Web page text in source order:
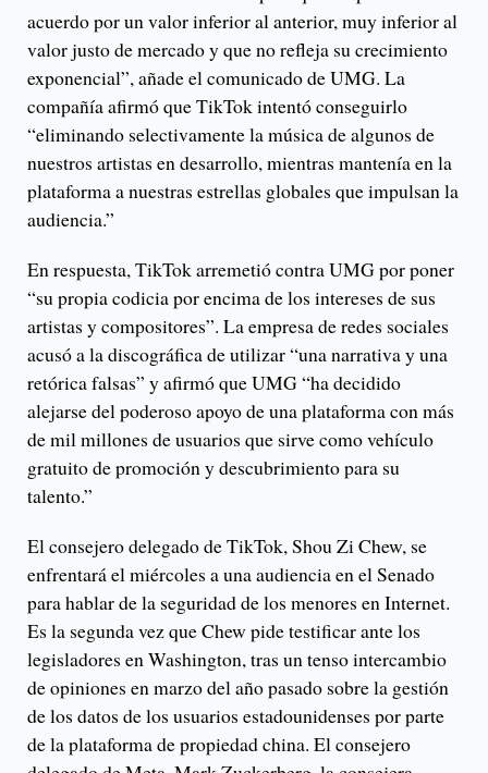
acuerdo por un valor inferior al anterior, muy inferior al
valor justo de mercado y que no refleja su crecimiento
exponencial”, añade el comunicado de UMG. La
compañía afirmó que TikTok intentó conseguirlo
“eliminando selectivamente la música de algunos de
nuestros artistas en desarrollo, mientras mantenía en la
plataforma a nuestras estrellas globales que impulsan la
audiencia.”
En respuesta, TikTok arremetió contra UMG por poner
“su propia codicia por encima de los intereses de sus
artistas y compositores”. La empresa de redes sociales
acusó a la discográfica de utilizar “una narrativa y una
retórica falsas” y afirmó que UMG “ha decidido
alejarse del poderoso apoyo de una plataforma con más
de mil millones de usuarios que sirve como vehículo
gratuito de promoción y descubrimiento para su
talento.”
El consejero delegado de TikTok, Shou Zi Chew, se
enfrentará el miércoles a una audiencia en el Senado
para hablar de la seguridad de los menores en Internet.
Es la segunda vez que Chew pide testificar ante los
legisladores en Washington, tras un tenso intercambio
de opiniones en marzo del año pasado sobre la gestión
de los datos de los usuarios estadounidenses por parte
de la plataforma de propiedad china. El consejero